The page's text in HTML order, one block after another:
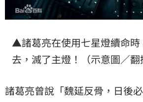
▲諸葛亮在使用七星燈續命時
去，滅了主燈！（示意圖／翻
諸葛亮曾說「魏延反骨，日後